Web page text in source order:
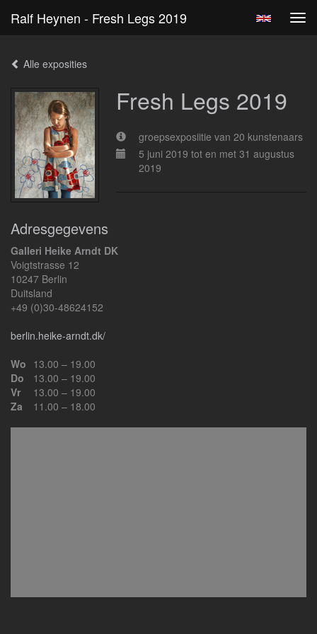
Ralf Heynen - Fresh Legs 2019
Alle exposities
Fresh Legs 2019
groepsexposiitie van 20 kunstenaars
5 juni 2019 tot en met 31 augustus
2019
Adresgegevens
Galleri Heike Arndt DK
Voigtstrasse 12
10247 Berlin
Duitsland
+49 (0)30-48624152
berlin.heike-arndt.dk/
Wo 13.00 – 19.00
Do
13.00 – 19.00
Vr
13.00 – 19.00
Za
11.00 – 18.00